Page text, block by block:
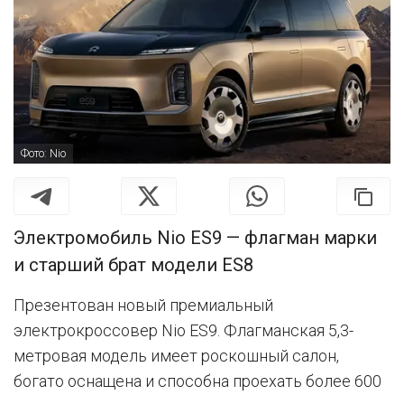
Фото: Nio
Электромобиль Nio ES9 — флагман марки
и старший брат модели ES8
Презентован новый премиальный
электрокроссовер Nio ES9. Флагманская 5,3-
метровая модель имеет роскошный салон,
богато оснащена и способна проехать более 600